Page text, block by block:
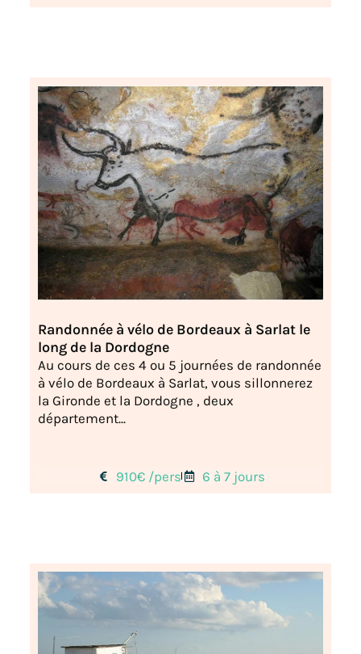
Randonnée à vélo de Bordeaux à Sarlat le
long de la Dordogne
Au cours de ces 4 ou 5 journées de randonnée
à vélo de Bordeaux à Sarlat, vous sillonnerez
la Gironde et la Dordogne , deux
département...
910€ /pers 6 à 7 jours